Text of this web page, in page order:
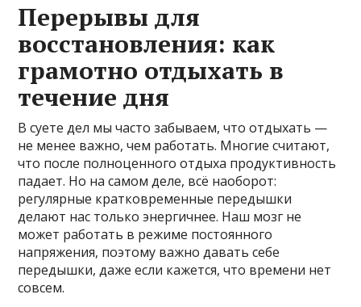
Перерывы для
восстановления: как
грамотно отдыхать в
течение дня
В суете дел мы часто забываем, что отдыхать —
не менее важно, чем работать. Многие считают,
что после полноценного отдыха продуктивность
падает. Но на самом деле, всё наоборот:
регулярные кратковременные передышки
делают нас только энергичнее. Наш мозг не
может работать в режиме постоянного
напряжения, поэтому важно давать себе
передышки, даже если кажется, что времени нет
совсем.